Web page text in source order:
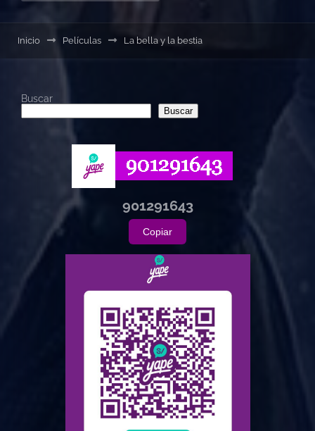
Inicio Películas La bella y la bestia
Buscar
Buscar
901291643
Copiar